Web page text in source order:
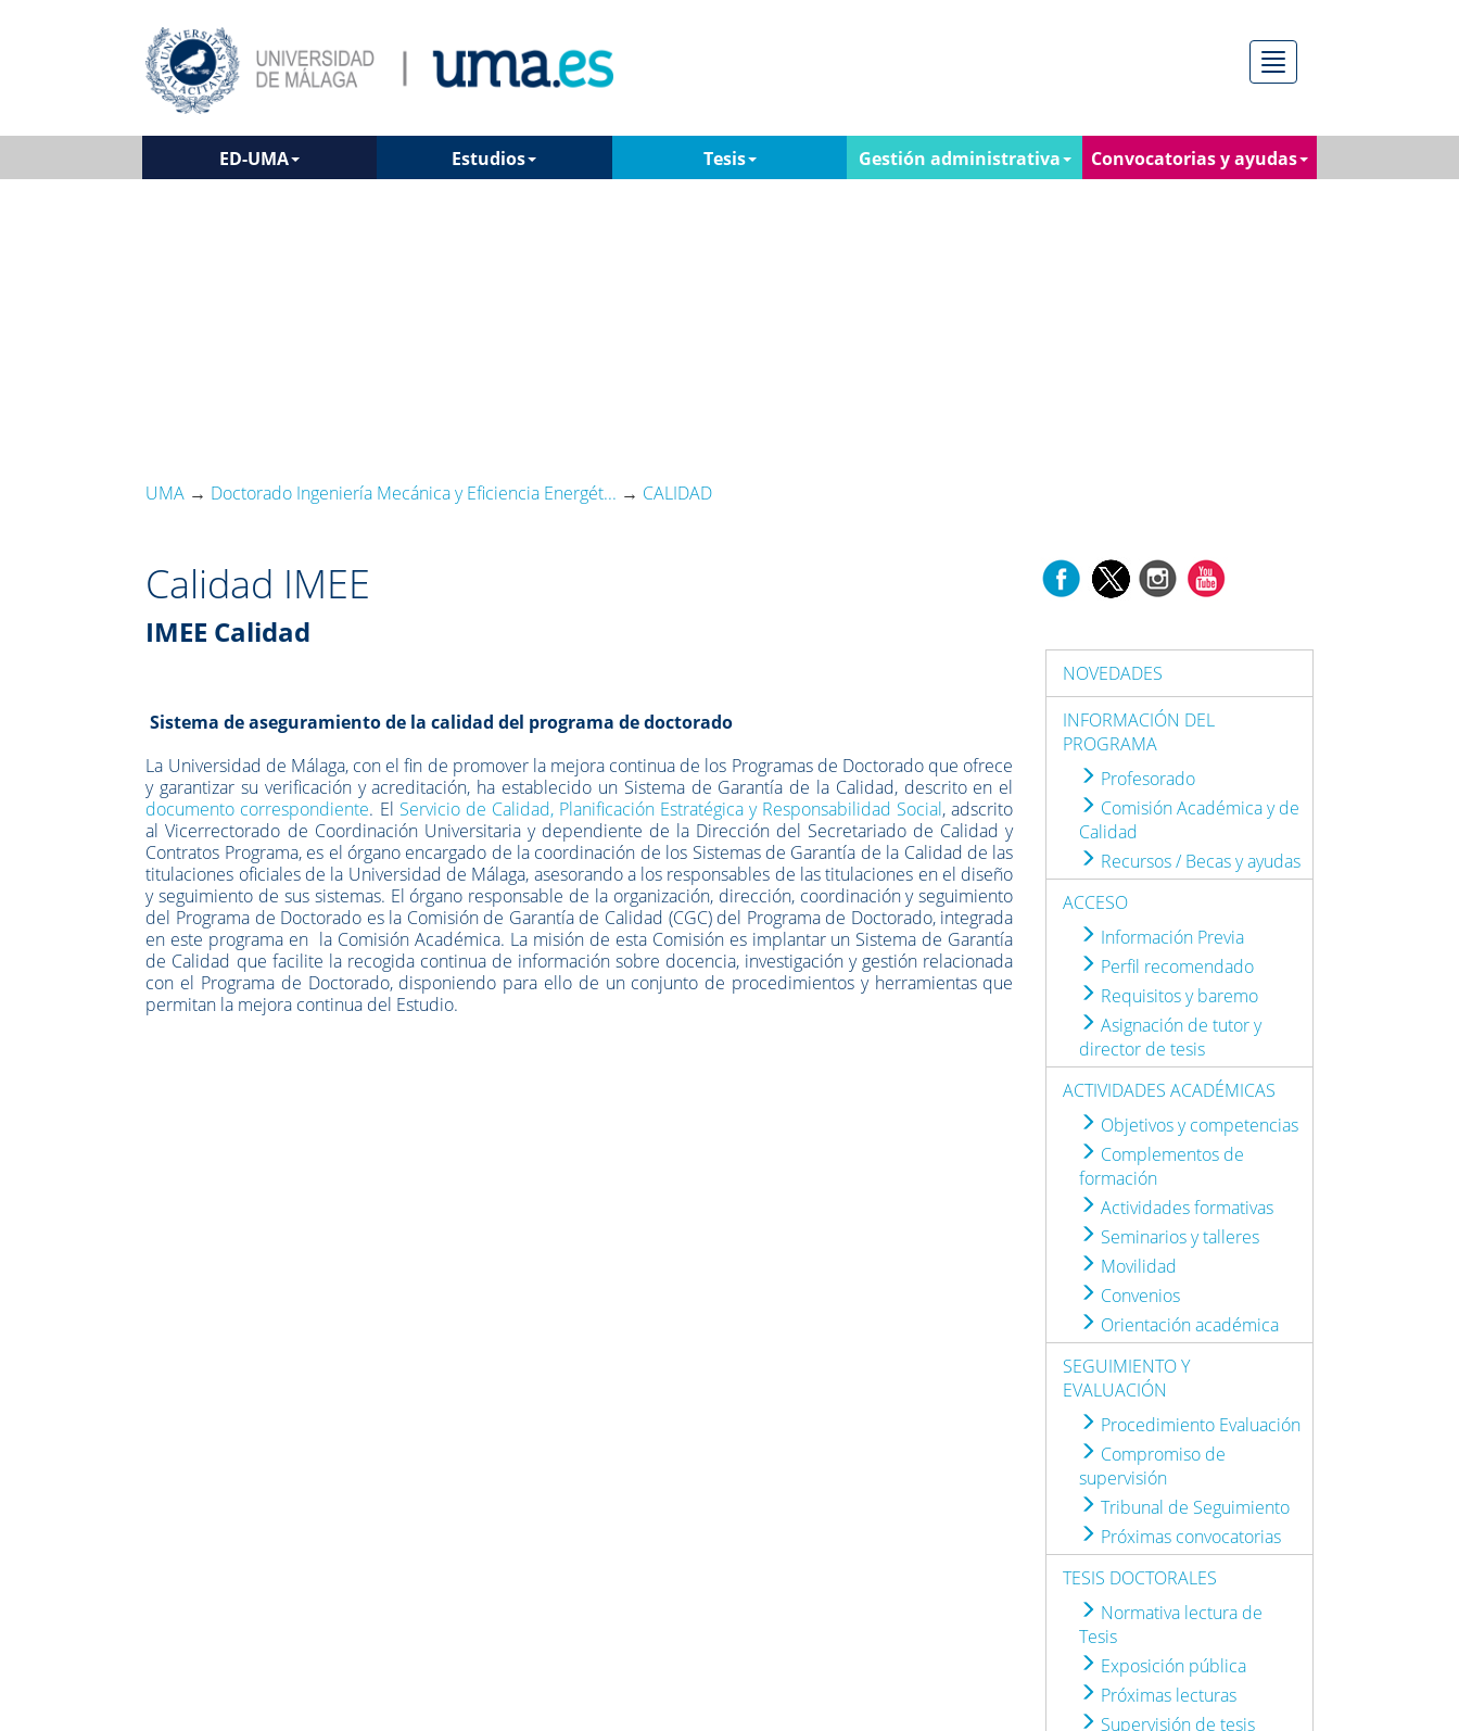
Menú
ED-UMA Estudios Tesis Gestión administrativa Convocatorias y ayudas
UMA → Doctorado Ingeniería Mecánica y Eficiencia Energét... → CALIDAD
Calidad IMEE
IMEE Calidad
Sistema de aseguramiento de la calidad del programa de doctorado
La Universidad de Málaga, con el fin de promover la mejora continua de los Programas de Doctorado que ofrece
y garantizar su verificación y acreditación, ha establecido un Sistema de Garantía de la Calidad, descrito en el
documento correspondiente. El Servicio de Calidad, Planificación Estratégica y Responsabilidad Social, adscrito
al Vicerrectorado de Coordinación Universitaria y dependiente de la Dirección del Secretariado de Calidad y
Contratos Programa, es el órgano encargado de la coordinación de los Sistemas de Garantía de la Calidad de las
titulaciones oficiales de la Universidad de Málaga, asesorando a los responsables de las titulaciones en el diseño
y seguimiento de sus sistemas. El órgano responsable de la organización, dirección, coordinación y seguimiento
del Programa de Doctorado es la Comisión de Garantía de Calidad (CGC) del Programa de Doctorado, integrada
en este programa en la Comisión Académica. La misión de esta Comisión es implantar un Sistema de Garantía
de Calidad que facilite la recogida continua de información sobre docencia, investigación y gestión relacionada
con el Programa de Doctorado, disponiendo para ello de un conjunto de procedimientos y herramientas que
permitan la mejora continua del Estudio.
NOVEDADES
INFORMACIÓN DEL
PROGRAMA
Profesorado
Comisión Académica y de
Calidad
Recursos / Becas y ayudas
ACCESO
Información Previa
Perfil recomendado
Requisitos y baremo
Asignación de tutor y
director de tesis
ACTIVIDADES ACADÉMICAS
Objetivos y competencias
Complementos de
formación
Actividades formativas
Seminarios y talleres
Movilidad
Convenios
Orientación académica
SEGUIMIENTO Y
EVALUACIÓN
Procedimiento Evaluación
Compromiso de
supervisión
Tribunal de Seguimiento
Próximas convocatorias
TESIS DOCTORALES
Normativa lectura de
Tesis
Exposición pública
Próximas lecturas
Supervisión de tesis